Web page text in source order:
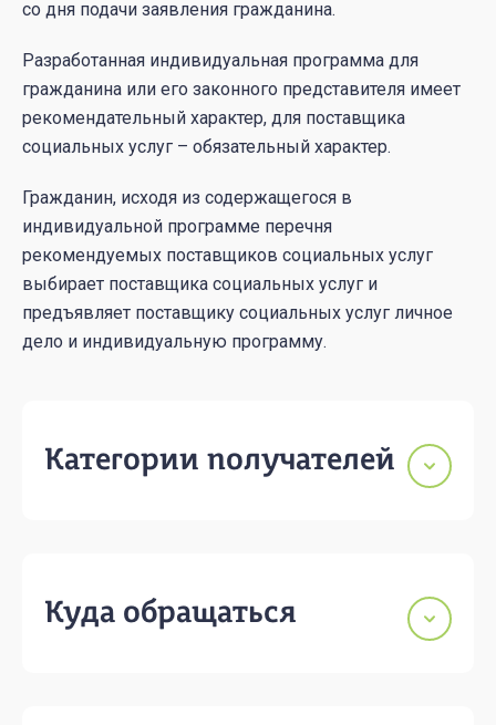
со дня подачи заявления гражданина.
Разработанная индивидуальная программа для
гражданина или его законного представителя имеет
рекомендательный характер, для поставщика
социальных услуг – обязательный характер.
Гражданин, исходя из содержащегося в
индивидуальной программе перечня
рекомендуемых поставщиков социальных услуг
выбирает поставщика социальных услуг и
предъявляет поставщику социальных услуг личное
дело и индивидуальную программу.
Категории получателей
Куда обращаться